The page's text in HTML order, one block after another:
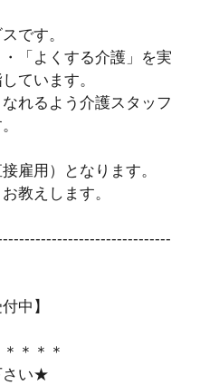
です。
「よくする介護」を実
ています。
れるよう介護スタッフ
雇用）となります。
教えします。
中】
＊＊＊
さい★